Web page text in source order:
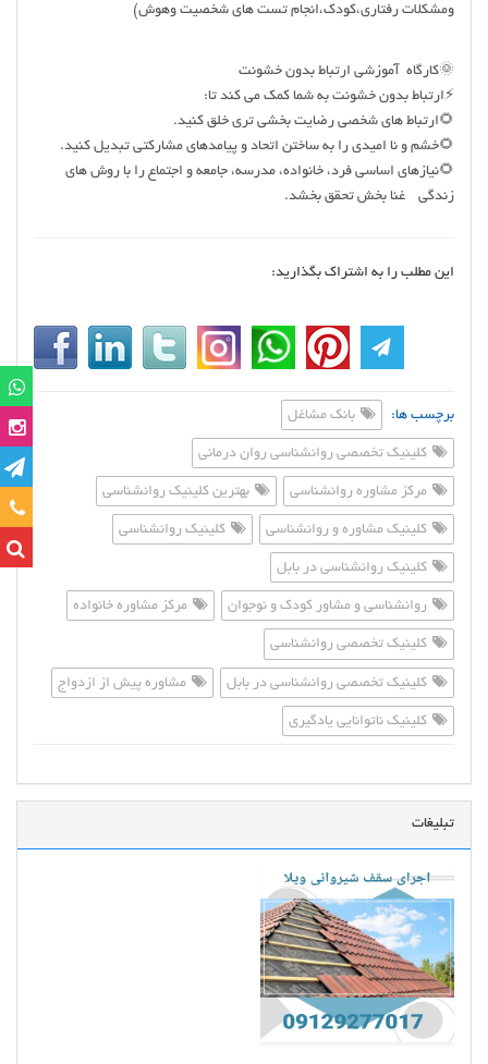
ومشکلات رفتاری،کودک،انجام تست های شخصیت وهوش)
🌞کارگاه آموزشی ارتباط بدون خشونت
⚡️ارتباط بدون خشونت به شما کمک می کند تا:
🌻ارتباط های شخصی رضایت بخشی تری خلق کنید.
🌻خشم و نا امیدی را به ساختن اتحاد و پیامدهای مشارکتی تبدیل کنید.
🌻نیازهای اساسی فرد، خانواده، مدرسه، جامعه و اجتماع را با روش های
زندگی غنا بخش تحقق بخشد.
این مطلب را به اشتراک بگذارید:
برچسب ها: بانک مشاغل
کلینیک تخصصی روانشناسی روان درمانی
مرکز مشاوره روانشناسی بهترین کلینیک روانشناسی
کلینیک مشاوره و روانشناسی کلینیک روانشناسی
کلینیک روانشناسی در بابل
روانشناسی و مشاور کودک و نوجوان مرکز مشاوره خانواده
کلینیک تخصصی روانشناسی
کلینیک تخصصی روانشناسی در بابل مشاوره پیش از ازدواج
کلینیک ناتوانایی یادگیری
تبلیغات